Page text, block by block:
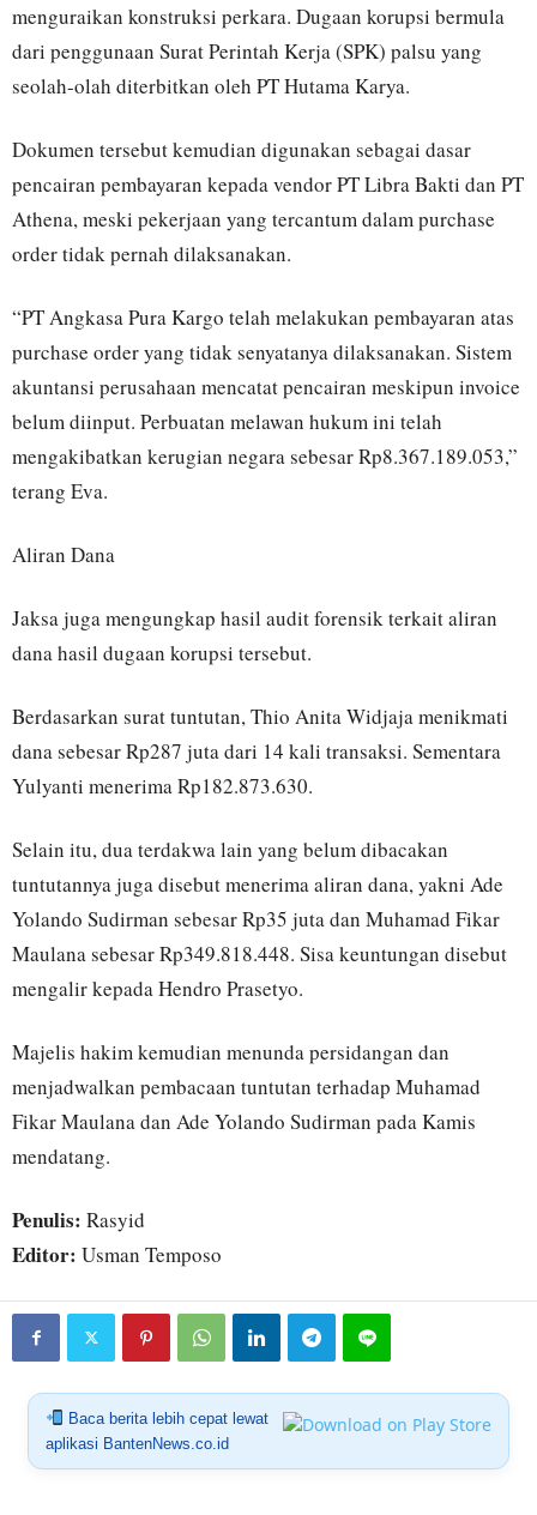
menguraikan konstruksi perkara. Dugaan korupsi bermula
dari penggunaan Surat Perintah Kerja (SPK) palsu yang
seolah-olah diterbitkan oleh PT Hutama Karya.
Dokumen tersebut kemudian digunakan sebagai dasar
pencairan pembayaran kepada vendor PT Libra Bakti dan PT
Athena, meski pekerjaan yang tercantum dalam purchase
order tidak pernah dilaksanakan.
“PT Angkasa Pura Kargo telah melakukan pembayaran atas
purchase order yang tidak senyatanya dilaksanakan. Sistem
akuntansi perusahaan mencatat pencairan meskipun invoice
belum diinput. Perbuatan melawan hukum ini telah
mengakibatkan kerugian negara sebesar Rp8.367.189.053,”
terang Eva.
Aliran Dana
Jaksa juga mengungkap hasil audit forensik terkait aliran
dana hasil dugaan korupsi tersebut.
Berdasarkan surat tuntutan, Thio Anita Widjaja menikmati
dana sebesar Rp287 juta dari 14 kali transaksi. Sementara
Yulyanti menerima Rp182.873.630.
Selain itu, dua terdakwa lain yang belum dibacakan
tuntutannya juga disebut menerima aliran dana, yakni Ade
Yolando Sudirman sebesar Rp35 juta dan Muhamad Fikar
Maulana sebesar Rp349.818.448. Sisa keuntungan disebut
mengalir kepada Hendro Prasetyo.
Majelis hakim kemudian menunda persidangan dan
menjadwalkan pembacaan tuntutan terhadap Muhamad
Fikar Maulana dan Ade Yolando Sudirman pada Kamis
mendatang.
Penulis: Rasyid
Editor: Usman Temposo
Baca berita lebih cepat lewat
aplikasi BantenNews.co.id